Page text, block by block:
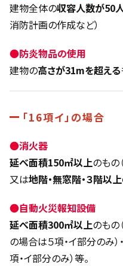
建物全体の収容人数が50
消防計画の作成など）
●防炎物品の使用
建物の高さが31mを超える
「16項イ」の場合
●消火器
延べ面積150㎡以上のもの
又は地階・無窓階・３階
●自動火災報知設備
延べ面積300㎡以上のもの
の場合は５項・イ部分のみ）・
項・イ部分のみ）等。